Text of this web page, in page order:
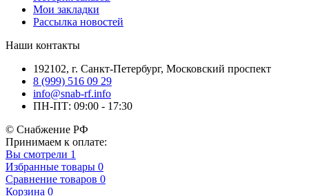
Мои закладки
Рассылка новостей
Наши контакты
192102, г. Санкт-Петербург, Московский проспект
8 (999) 516 09 29
info@snab-rf.info
ПН-ПТ: 09:00 - 17:30
© Снабжение РФ
Принимаем к оплате:
Вы смотрели 1
Избранные товары 0
Сравнение товаров 0
Корзина 0